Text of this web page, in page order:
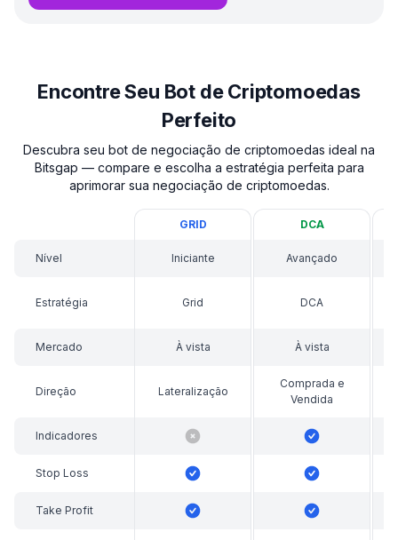
Encontre Seu Bot de Criptomoedas
Perfeito
Descubra seu bot de negociação de criptomoedas ideal na
Bitsgap — compare e escolha a estratégia perfeita para
aprimorar sua negociação de criptomoedas.
GRID DCA
Nível Iniciante Avançado
Estratégia Grid DCA
Mercado À vista À vista
Direção Lateralização
Comprada e
Vendida
Indicadores
Stop Loss
Take Profit